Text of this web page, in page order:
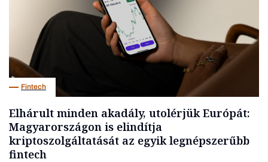
Fintech
Elhárult minden akadály, utolérjük Európát:
Magyarországon is elindítja
kriptoszolgáltatását az egyik legnépszerűbb
fintech